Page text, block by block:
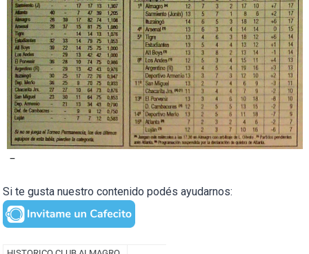
–
Si te gusta nuestro contenido podés ayudarnos: